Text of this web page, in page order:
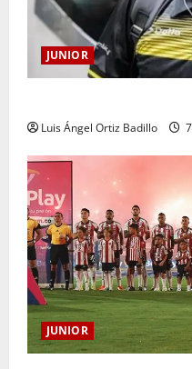
JUNIOR
Luis Ángel Ortiz Badillo
JUNIOR